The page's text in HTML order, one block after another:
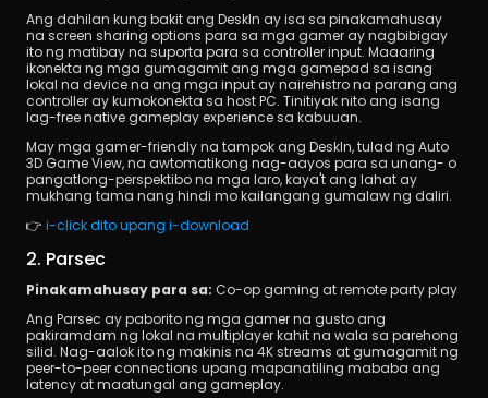
Ang dahilan kung bakit ang DeskIn ay isa sa pinakamahusay
na screen sharing options para sa mga gamer ay nagbibigay
ito ng matibay na suporta para sa controller input. Maaaring
ikonekta ng mga gumagamit ang mga gamepad sa isang
lokal na device na ang mga input ay nairehistro na parang ang
controller ay kumokonekta sa host PC. Tinitiyak nito ang isang
lag-free native gameplay experience sa kabuuan.
May mga gamer-friendly na tampok ang DeskIn, tulad ng Auto
3D Game View, na awtomatikong nag-aayos para sa unang- o
pangatlong-perspektibo na mga laro, kaya't ang lahat ay
mukhang tama nang hindi mo kailangang gumalaw ng daliri.
👉 i-click dito upang i-download
2. Parsec
Pinakamahusay para sa: Co-op gaming at remote party play
Ang Parsec ay paborito ng mga gamer na gusto ang
pakiramdam ng lokal na multiplayer kahit na wala sa parehong
silid. Nag-aalok ito ng makinis na 4K streams at gumagamit ng
peer-to-peer connections upang mapanatiling mababa ang
latency at maatungal ang gameplay.